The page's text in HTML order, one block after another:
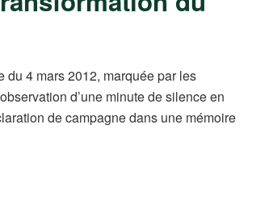
du 4 mars 2012, marquée par les
d’une minute de silence en
de campagne dans une mémoire